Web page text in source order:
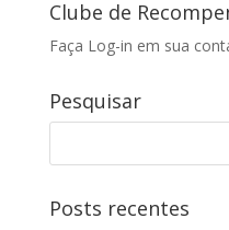
Clube de
Faça Log-in em sua
Pesquisar
Posts recentes